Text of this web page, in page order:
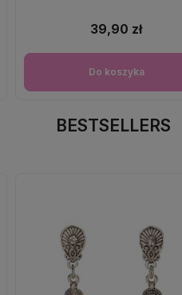
39,90 zł
Do koszyka
BESTSELLERS